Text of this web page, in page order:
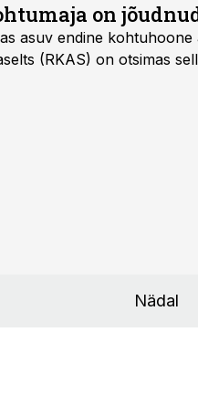
on
asuv endine
(RKAS) on otsimas
Nädal